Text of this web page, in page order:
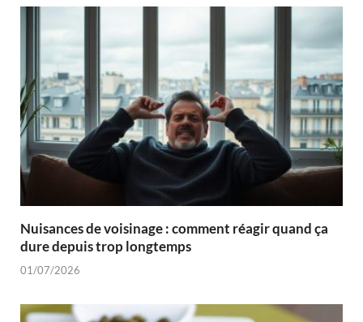
Nuisances de voisinage : comment réagir quand ça
dure depuis trop longtemps
01/07/2026